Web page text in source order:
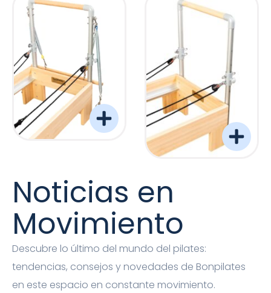
Torre Barreformer Monitor Natural Pro
Noticias en
Movimiento
Descubre lo último del mundo del pilates:
tendencias, consejos y novedades de Bonpilates
en este espacio en constante movimiento.